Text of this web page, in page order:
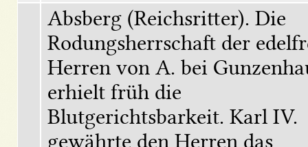
Absberg (Reichsritter). Die
Rodungsherrschaft der
Herren von A. bei
erhielt früh die
Blutgerichtsbarkeit. Karl IV.
gewährte den Herren das